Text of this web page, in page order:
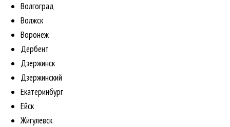
Волгоград
Волжск
Воронеж
Дербент
Дзержинск
Дзержинский
Екатеринбург
Ейск
Жигулевск